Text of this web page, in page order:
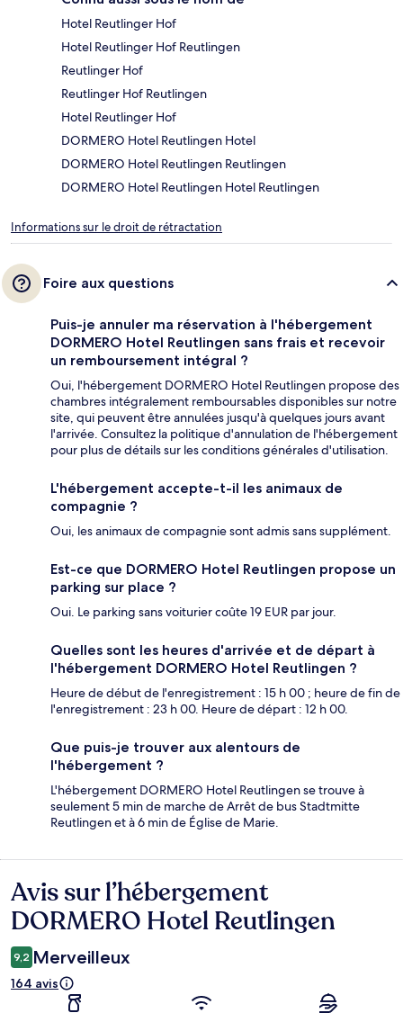
Hotel Reutlinger Hof
Hotel Reutlinger Hof Reutlingen
Reutlinger Hof
Reutlinger Hof Reutlingen
Hotel Reutlinger Hof
DORMERO Hotel Reutlingen Hotel
DORMERO Hotel Reutlingen Reutlingen
DORMERO Hotel Reutlingen Hotel Reutlingen
Informations sur le droit de rétractation
Foire aux questions
Puis-je annuler ma réservation à l'hébergement
DORMERO Hotel Reutlingen sans frais et recevoir
un remboursement intégral ?
Oui, l'hébergement DORMERO Hotel Reutlingen propose des
chambres intégralement remboursables disponibles sur notre
site, qui peuvent être annulées jusqu'à quelques jours avant
l'arrivée. Consultez la politique d'annulation de l'hébergement
pour plus de détails sur les conditions générales d'utilisation.
L'hébergement accepte-t-il les animaux de
compagnie ?
Oui, les animaux de compagnie sont admis sans supplément.
Est-ce que DORMERO Hotel Reutlingen propose un
parking sur place ?
Oui. Le parking sans voiturier coûte 19 EUR par jour.
Quelles sont les heures d'arrivée et de départ à
l'hébergement DORMERO Hotel Reutlingen ?
Heure de début de l'enregistrement : 15 h 00 ; heure de fin de
l'enregistrement : 23 h 00. Heure de départ : 12 h 00.
Que puis-je trouver aux alentours de
l'hébergement ?
L'hébergement DORMERO Hotel Reutlingen se trouve à
seulement 5 min de marche de Arrêt de bus Stadtmitte
Reutlingen et à 6 min de Église de Marie.
Avis
Avis sur l’hébergement
DORMERO Hotel Reutlingen
9,2 Merveilleux
164 avis